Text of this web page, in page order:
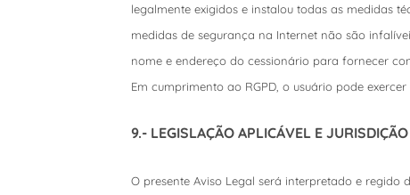
legalmente exigidos e instalou todas as medidas
medidas de segurança na Internet não são
nome e endereço do cessionário para fornecer
Em cumprimento ao RGPD, o usuário pode
9.- LEGISLAÇÃO APLICÁVEL E
O presente Aviso Legal será interpretado e regido